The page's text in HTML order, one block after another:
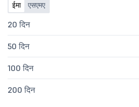
ईमा एसएमए
20 दिन
50 दिन
100 दिन
200 दिन